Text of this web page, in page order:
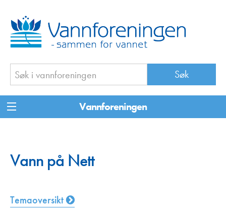
Vannforeningen
Vann på Nett
Temaoversikt